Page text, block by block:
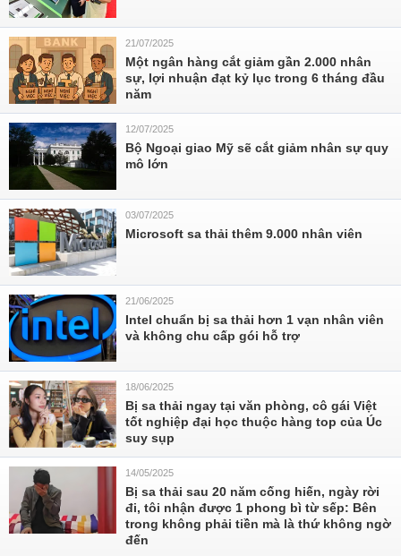
21/07/2025
Một ngân hàng cắt giảm gần 2.000 nhân
sự, lợi nhuận đạt kỷ lục trong 6 tháng đầu
năm
12/07/2025
Bộ Ngoại giao Mỹ sẽ cắt giảm nhân sự quy
mô lớn
03/07/2025
Microsoft sa thải thêm 9.000 nhân viên
21/06/2025
Intel chuẩn bị sa thải hơn 1 vạn nhân viên
và không chu cấp gói hỗ trợ
18/06/2025
Bị sa thải ngay tại văn phòng, cô gái Việt
tốt nghiệp đại học thuộc hàng top của Úc
suy sụp
14/05/2025
Bị sa thải sau 20 năm cống hiến, ngày rời
đi, tôi nhận được 1 phong bì từ sếp: Bên
trong không phải tiền mà là thứ không ngờ
đến